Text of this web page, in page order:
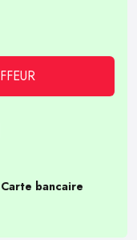
Carte bancaire